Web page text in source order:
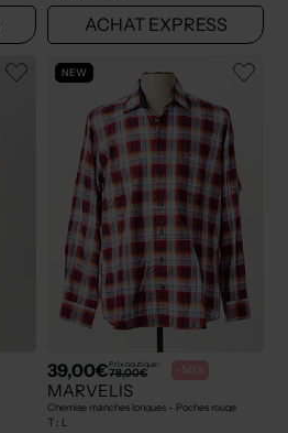
ACHAT EXPRESS
NEW
39,00€Prix boutique :
78,00€ -50%
MARVELIS
Chemise manches longues - Poches rouge
T : L